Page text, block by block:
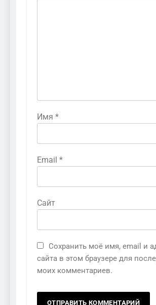
Имя *
Email *
Сайт
Сохранить моё имя, email и
сайта в этом браузере для
моих комментариев.